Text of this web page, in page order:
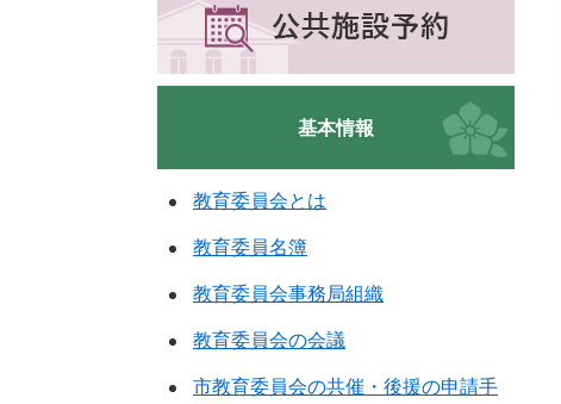
基本情報
教育委員会とは
教育委員名簿
教育委員会事務局組織
教育委員会の会議
市教育委員会の共催・後援の申請手